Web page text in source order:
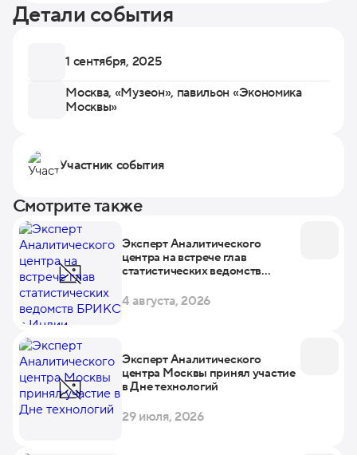
Детали события
1 сентября, 2025
Москва, «Музеон», павильон «Экономика
Москвы»
Участник события
Смотрите также
Эксперт Аналитического
центра на встрече глав
статистических ведомств
4 августа, 2026
Эксперт Аналитического
центра Москвы принял участие
в Дне технологий
29 июля, 2026